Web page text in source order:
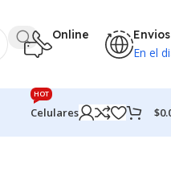
Online Envios
En el
Celulares
HOT
$